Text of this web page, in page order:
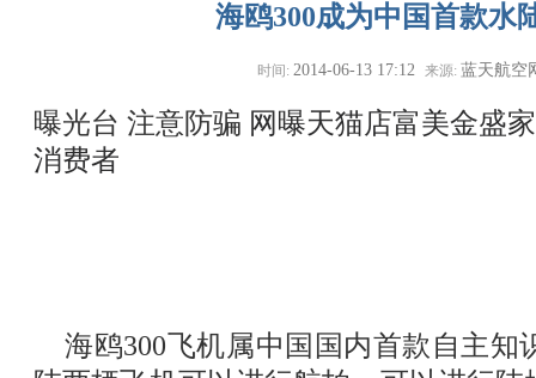
海鸥300成为中国首款水
时间: 2014-06-13 17:12 来源: 蓝天航空
曝光台 注意防骗 网曝天猫店富美金盛
消费者
海鸥300飞机属中国国内首款自主知